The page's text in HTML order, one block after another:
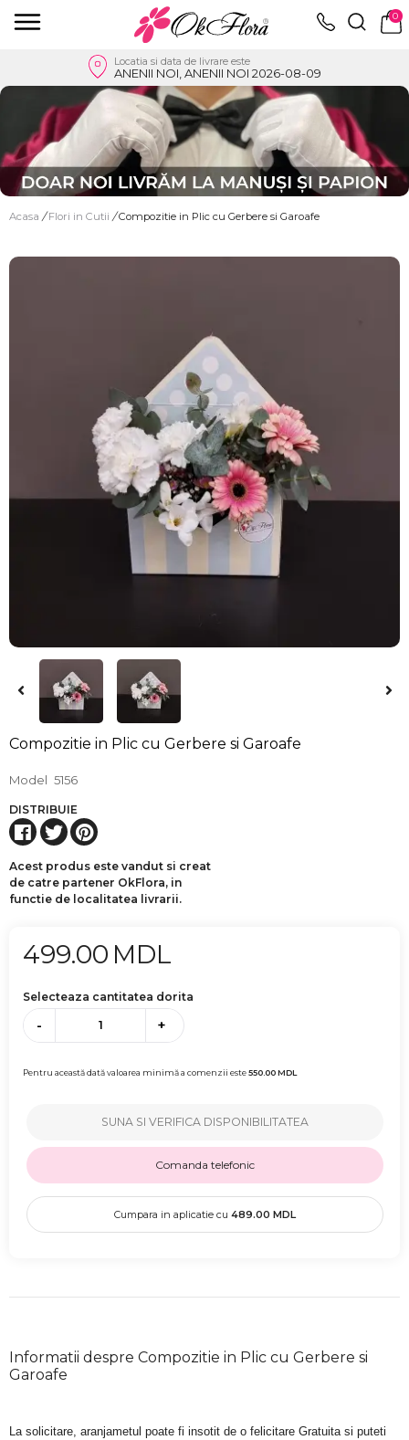
0
Locatia si data de livrare este
ANENII NOI, ANENII NOI 2026-08-09
Acasa / Flori in Cutii / Compozitie in Plic cu Gerbere si Garoafe
Compozitie in Plic cu Gerbere si Garoafe
Model 5156
DISTRIBUIE
Acest produs este vandut si creat
de catre partener OkFlora, in
functie de localitatea livrarii.
499.00 MDL
Selecteaza cantitatea dorita
- +
Pentru această dată valoarea minimă a comenzii este550.00MDL
SUNA SI VERIFICA DISPONIBILITATEA
Comanda telefonic
Cumpara in aplicatie cu 489.00 MDL
Informatii despre Compozitie in Plic cu Gerbere si
Garoafe
La solicitare, aranjametul poate fi insotit de o felicitare Gratuita si puteti